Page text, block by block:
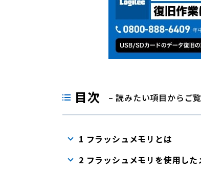
目次 – 読みたい項目からご
1 フラッシュメモリとは
2 フラッシュメモリを使用した